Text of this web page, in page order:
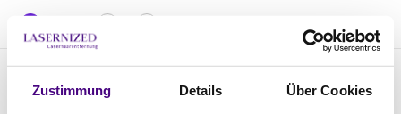
Zustimmung Details Über Cookies
Wählen Sie einen Tag und eine Uhrzeit